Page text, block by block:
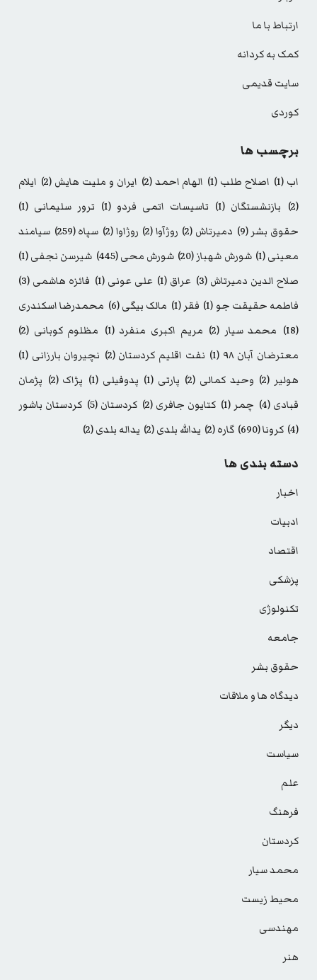
ارتباط با ما
کمک به کردانه
سایت قدیمی
کوردی
برچسب ها
اب (1) اصلاح طلب (1) الهام احمد(2) ایران و ملیت هایش (2)
ایلام
(2)
بازنشستگان (1) تاسیسات اتمی فردو (1) ترور سلیمانی (1)
حقوق بشر (9) دمیرتاش (2) روژآوا(2) روژاوا(2) سپاه(259)
سیامند
معینی(1) شورش شهباز(20) شورش محی(445) شیرسن نجفی(1)
صلاح الدین دمیرتاش (3) عراق (1) علی عونی (1) فائزه هاشمی (3)
فاطمه حقیقت جو (1) فقر (1) مالک بیگی(6)
محمدرضا اسکندری
(18)
محمد سیار (2) مریم اکبری منفرد (1) مظلوم کوبانی (2)
معترضان آبان ۹۸
(1) نفت اقلیم کردستان (2) نچیروان بارزانی (1)
هولیر (2) وحید کمالی (2) پارتی (1) پدوفیلی (1) پژاک (2)
پژمان
قبادی (4) چمر (1) کتایون جافری (2) کردستان (5)
کردستان باشور
(4)
کرونا(690) گاره(2) یدالله بلدی(2) یداله بلدی(2)
دسته بندی ها
اخبار
ادبیات
اقتصاد
پزشکی
تکنولوژی
جامعه
حقوق بشر
دیدگاه ها و ملاقات
دیگر
سیاست
علم
فرهنگ
کردستان
محمد سیار
محیط زیست
مهندسی
هنر